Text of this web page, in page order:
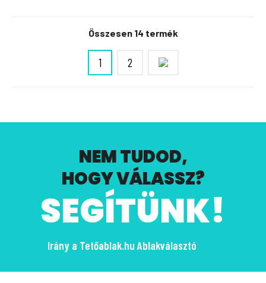
Összesen 14 termék
1 2
NEM TUDOD,
HOGY VÁLASSZ?
SEGÍTÜNK!
Irány a Tetőablak.hu Ablakválasztó